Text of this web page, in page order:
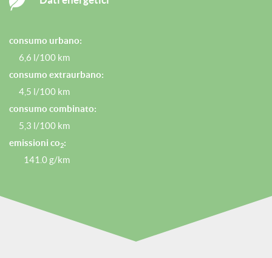
consumo urbano:
6,6 l/100 km
consumo extraurbano:
4,5 l/100 km
consumo combinato:
5,3 l/100 km
emissioni co2:
141.0 g/km